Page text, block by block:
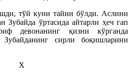
тўй куни тайин бўлди. Аслини
Зубайда ўртасида айтарли ҳеч гап
девонанинг қизни кўрганда
сирли боқишларини
X